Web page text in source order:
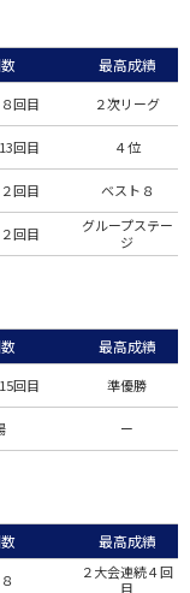
最高成績
回目 ２次リーグ
回目 ４位
回目 ベスト８
回目
グループステー
ジ
最高成績
回目 準優勝
ー
最高成績
２大会連続４回
目